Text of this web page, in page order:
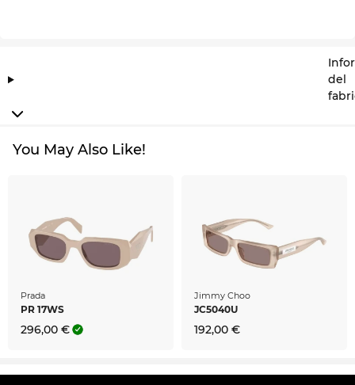
del
You May Also Like!
Prada
PR 17WS
296,00 €
Jimmy Choo
JC5040U
192,00 €